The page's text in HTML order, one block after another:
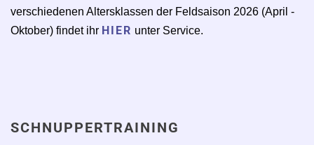
verschiedenen Altersklassen der Feldsaison 2026 (April -
Oktober) findet ihr HIER unter Service.
SCHNUPPERTRAINING